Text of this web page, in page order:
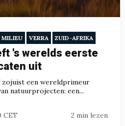
MILIEU VERRA ZUID-AFRIKA
's werelds eerste
uit
een wereldprimeur
natuurprojecten: een...
CET 2 min lezen